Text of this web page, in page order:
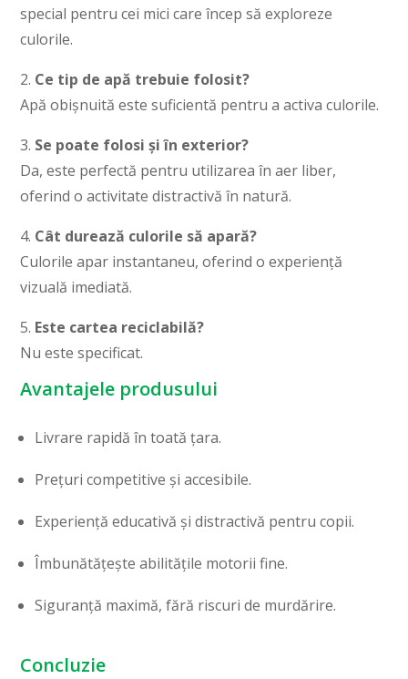
special pentru cei mici care încep să exploreze
culorile.
2. Ce tip de apă trebuie folosit?
Apă obișnuită este suficientă pentru a activa culorile.
3. Se poate folosi și în exterior?
Da, este perfectă pentru utilizarea în aer liber,
oferind o activitate distractivă în natură.
4. Cât durează culorile să apară?
Culorile apar instantaneu, oferind o experiență
vizuală imediată.
5. Este cartea reciclabilă?
Nu este specificat.
Avantajele produsului
Livrare rapidă în toată țara.
Prețuri competitive și accesibile.
Experiență educativă și distractivă pentru copii.
Îmbunătățește abilitățile motorii fine.
Siguranță maximă, fără riscuri de murdărire.
Concluzie